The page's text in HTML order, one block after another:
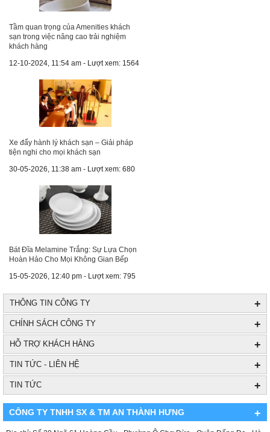
Tầm quan trọng của Amenities khách
sạn trong việc nâng cao trải nghiệm
khách hàng
12-10-2024, 11:54 am - Lượt xem: 1564
Xe đẩy hành lý khách sạn – Giải pháp
tiện nghi cho mọi khách sạn
30-05-2026, 11:38 am - Lượt xem: 680
Bát Đĩa Melamine Trắng: Sự Lựa Chọn
Hoàn Hảo Cho Mọi Không Gian Bếp
15-05-2026, 12:40 pm - Lượt xem: 795
THÔNG TIN CÔNG TY +
CHÍNH SÁCH CÔNG TY +
HỖ TRỢ KHÁCH HÀNG +
TIN TỨC - LIÊN HỆ +
TIN TỨC +
CÔNG TY TNHH SX & TM AN THÀNH HƯNG +